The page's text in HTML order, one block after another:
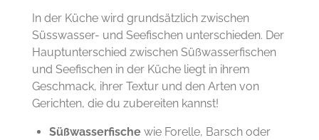
In der Küche wird grundsätzlich zwischen
Süsswasser- und Seefischen unterschieden. Der
Hauptunterschied zwischen Süßwasserfischen
und Seefischen in der Küche liegt in ihrem
Geschmack, ihrer Textur und den Arten von
Gerichten, die du zubereiten kannst!
Süßwasserfischewie Forelle, Barsch oder